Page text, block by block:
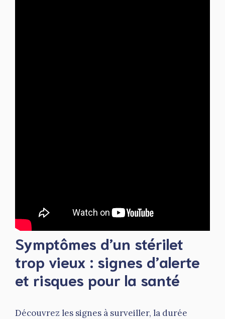
Symptômes d’un stérilet
trop vieux : signes d’alerte
et risques pour la santé
Découvrez les signes à surveiller, la durée